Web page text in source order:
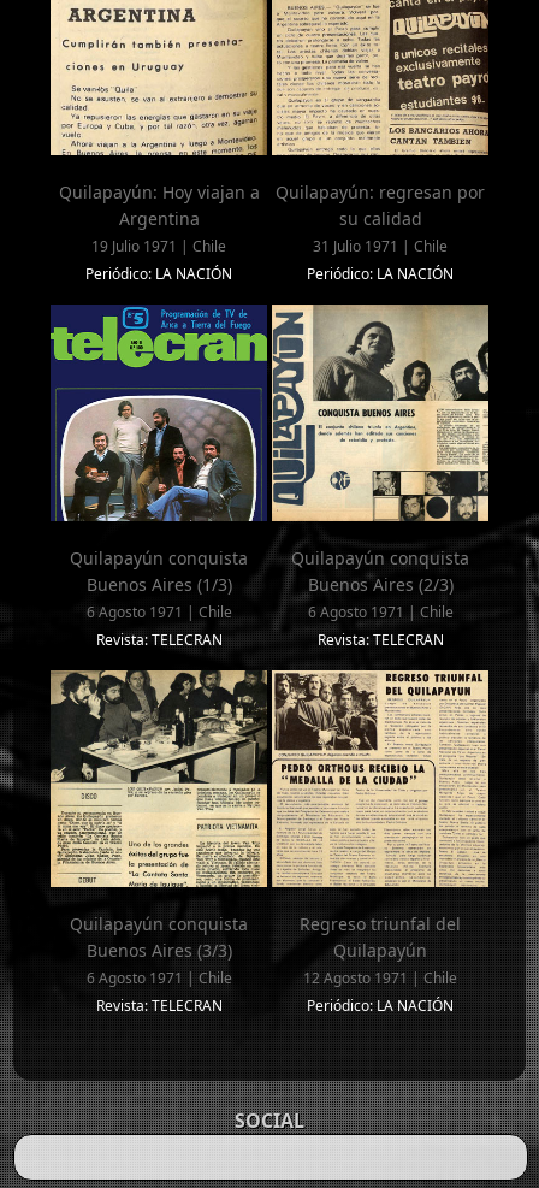
Quilapayún: Hoy viajan a
Argentina
19 Julio 1971 | Chile
Periódico: LA NACIÓN
Quilapayún: regresan por
su calidad
31 Julio 1971 | Chile
Periódico: LA NACIÓN
Quilapayún conquista
Buenos Aires (1/3)
6 Agosto 1971 | Chile
Revista: TELECRAN
Quilapayún conquista
Buenos Aires (2/3)
6 Agosto 1971 | Chile
Revista: TELECRAN
Quilapayún conquista
Buenos Aires (3/3)
6 Agosto 1971 | Chile
Revista: TELECRAN
Regreso triunfal del
Quilapayún
12 Agosto 1971 | Chile
Periódico: LA NACIÓN
SOCIAL